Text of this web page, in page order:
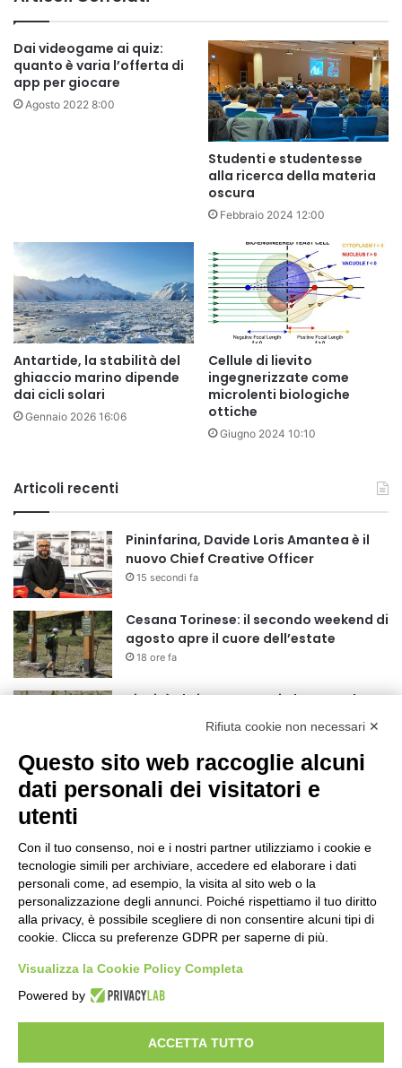
Dai videogame ai quiz:
quanto è varia l’offerta di
app per giocare
Agosto 2022 8:00
Studenti e studentesse
alla ricerca della materia
oscura
Febbraio 2024 12:00
Antartide, la stabilità del
ghiaccio marino dipende
dai cicli solari
Gennaio 2026 16:06
Cellule di lievito
ingegnerizzate come
microlenti biologiche
ottiche
Giugno 2024 10:10
Articoli recenti
Pininfarina, Davide Loris Amantea è il
nuovo Chief Creative Officer
15 secondi fa
Cesana Torinese: il secondo weekend di
agosto apre il cuore dell’estate
18 ore fa
Siccità: Il Piemonte avvia le procedure
per la richiesta dello stato di calamità
19 ore fa
Reale Mutua, ecco il programma del
Nidi comunali: dalla Regione 1,5 milioni
di euro per ampliare gli orari dei servizi
a parità di tariffa
1 giorno fa
collegamenti verso la collina
1 giorno fa
Rifiuta cookie non necessari ✕
Questo sito web raccoglie alcuni
dati personali dei visitatori e
utenti
Con il tuo consenso, noi e i nostri partner utilizziamo i cookie e
tecnologie simili per archiviare, accedere ed elaborare i dati
personali come, ad esempio, la visita al sito web o la
personalizzazione degli annunci. Poiché rispettiamo il tuo diritto
alla privacy, è possibile scegliere di non consentire alcuni tipi di
cookie. Clicca su preferenze GDPR per saperne di più.
Visualizza la Cookie Policy Completa
Powered by
ACCETTA TUTTO